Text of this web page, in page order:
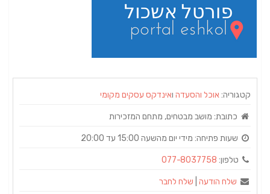
קטגוריה:אוכל והסעדה ואינדקס עסקים מקומי
כתובת: מושב מבטחים, מתחם המזכירות
שעות פתיחה: מידי יום מהשעה 15:00 עד 20:00
טלפון: 077-8037758
שלח הודעה שלח לחבר